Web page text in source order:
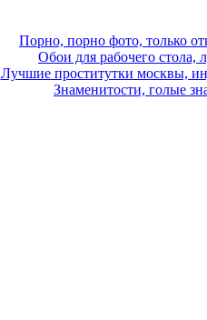
Порно, порно фото, только
Обои для рабочего стола,
Лучшие проститутки москвы,
Знаменитости, голые